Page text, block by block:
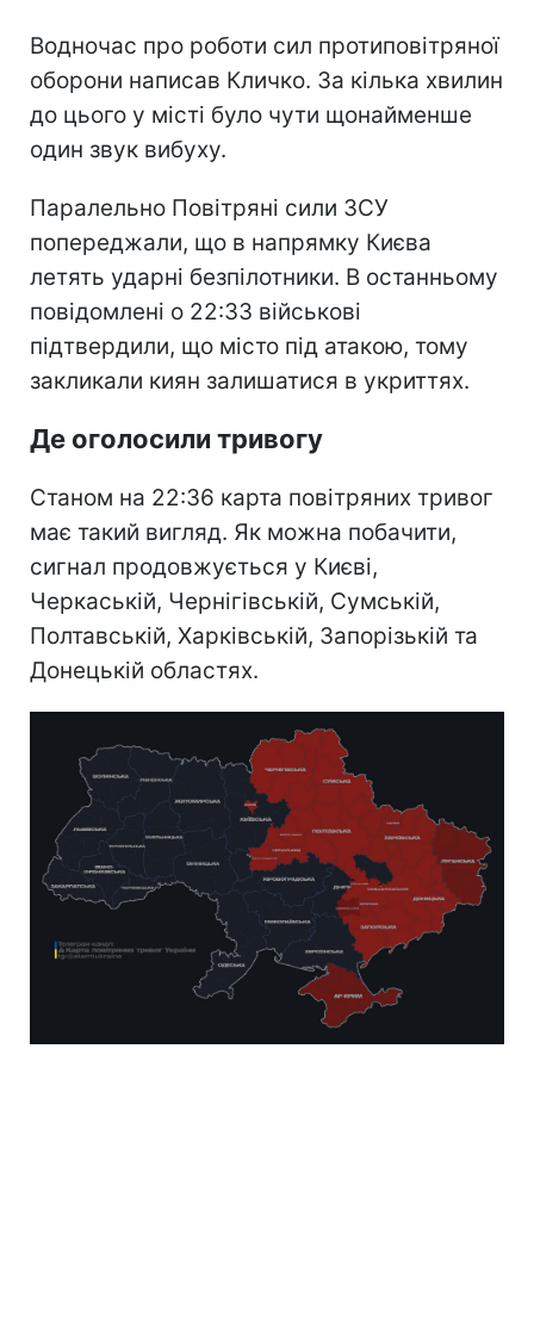
Водночас про роботи сил протиповітряної
оборони написав Кличко. За кілька хвилин
до цього у місті було чути щонайменше
один звук вибуху.
Паралельно Повітряні сили ЗСУ
попереджали, що в напрямку Києва
летять ударні безпілотники. В останньому
повідомлені о 22:33 військові
підтвердили, що місто під атакою, тому
закликали киян залишатися в укриттях.
Де оголосили тривогу
Станом на 22:36 карта повітряних тривог
має такий вигляд. Як можна побачити,
сигнал продовжується у Києві,
Черкаській, Чернігівській, Сумській,
Полтавській, Харківській, Запорізькій та
Донецькій областях.